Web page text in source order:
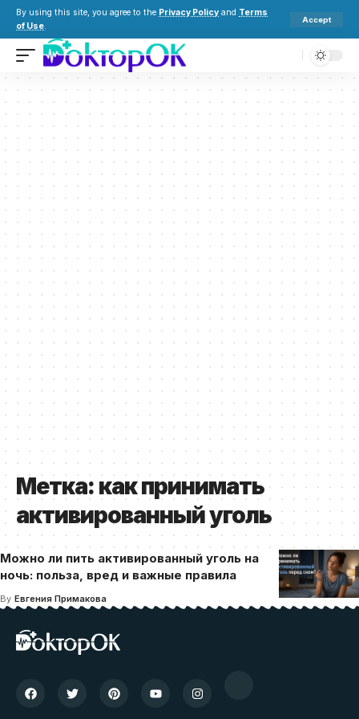
By using this site, you agree to the Privacy Policy and Terms
of Use.
Accept
Метка: как принимать
активированный уголь
Можно ли пить активированный уголь на
ночь: польза, вред и важные правила
By Евгения Примакова